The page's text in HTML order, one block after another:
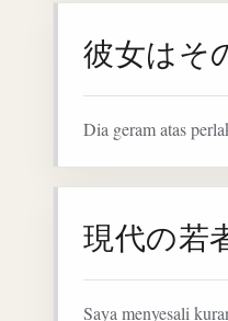
彼女はそ
Dia geram atas
現代の若
Saya menyesali